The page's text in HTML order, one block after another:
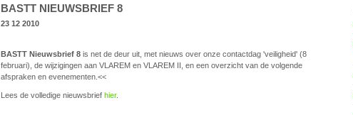
BASTT NIEUWSBRIEF 8
23 12 2010
BASTT Nieuwsbrief 8 is net de deur uit, met nieuws over onze contactdag 'veiligheid' (8
februari), de wijzigingen aan VLAREM en VLAREM II, en een overzicht van de volgende
afspraken en evenementen.<<
Lees de volledige nieuwsbrief hier.